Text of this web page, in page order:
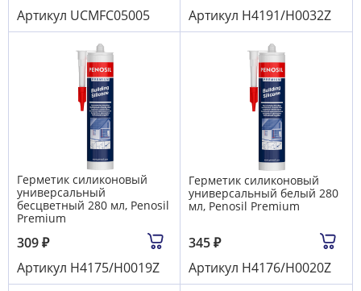
Артикул UCMFC05005
Артикул Н4191/H0032Z
Герметик силиконовый
универсальный
бесцветный 280 мл, Penosil
Premium
309₽
Артикул Н4175/H0019Z
Герметик силиконовый
универсальный белый 280
мл, Penosil Premium
345₽
Артикул Н4176/H0020Z